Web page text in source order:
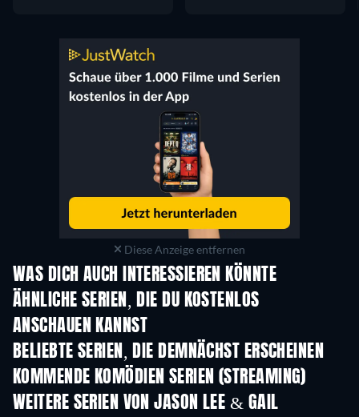
Diese Anzeige entfernen
WAS DICH AUCH INTERESSIEREN KÖNNTE
Serie Serie
ÄHNLICHE SERIEN, DIE DU KOSTENLOS
ANSCHAUEN KANNST
Serie
BELIEBTE SERIEN, DIE DEMNÄCHST ERSCHEINEN
Serie Serie
KOMMENDE KOMÖDIEN SERIEN (STREAMING)
Staffel 6 Staffel 2
WEITERE SERIEN VON JASON LEE & GAIL